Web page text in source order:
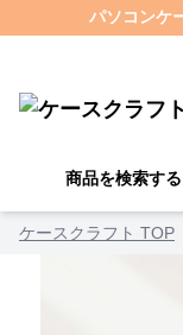
パソコンケ
商品を検索する
ケースクラフト TOP